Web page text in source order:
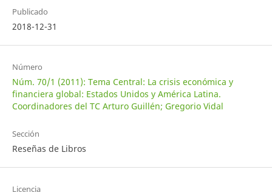
Publicado
2018-12-31
Número
Núm. 70/1 (2011): Tema Central: La crisis económica y
financiera global: Estados Unidos y América Latina.
Coordinadores del TC Arturo Guillén; Gregorio Vidal
Sección
Reseñas de Libros
Licencia